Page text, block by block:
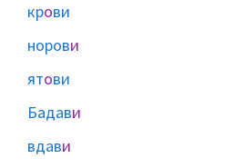
крови
норови
ятови
Бадави
вдави